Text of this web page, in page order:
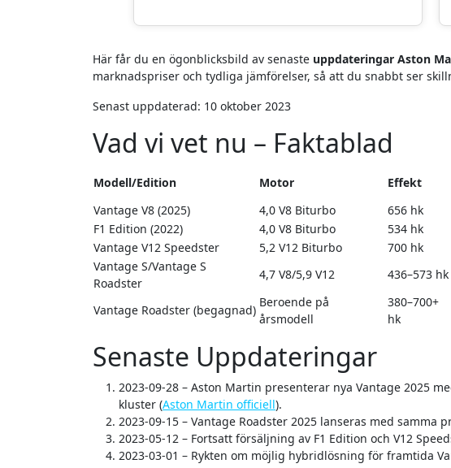
Här får du en ögonblicksbild av senaste uppdateringar Aston
marknadspriser och tydliga jämförelser, så att du snabbt ser
Senast uppdaterad: 10 oktober 2023
Vad vi vet nu – Faktablad
Modell/Edition Motor Effekt
Vantage V8 (2025)
4,0 V8 Biturbo 656 hk
F1 Edition (2022)
4,0 V8 Biturbo 534 hk
Vantage V12 Speedster
5,2 V12 Biturbo 700 hk
Vantage S/Vantage S
Roadster
4,7 V8/5,9 V12 436–573 hk
Vantage Roadster (begagnad)
Beroende på
årsmodell
380–700+
hk
Senaste Uppdateringar
2023-09-28 – Aston Martin presenterar nya Vantage 2025
kluster (Aston Martin officiell).
2023-09-15 – Vantage Roadster 2025 lanseras med samma
2023-05-12 – Fortsatt försäljning av F1 Edition och V12
2023-03-01 – Rykten om möjlig hybridlösning för framtida